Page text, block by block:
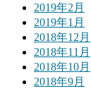
2019年2月
2019年1月
2018年12月
2018年11月
2018年10月
2018年9月